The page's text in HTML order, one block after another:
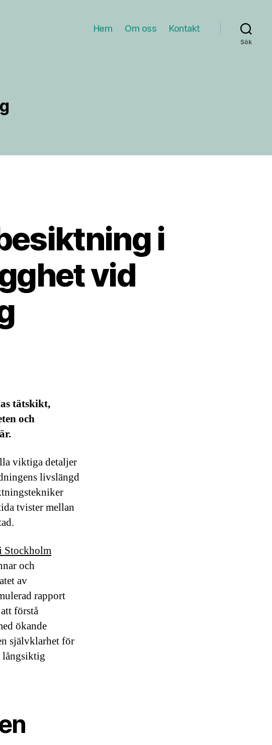
Hem Om oss Kontakt
Sök
i
vid
tätskikt,
och
viktiga detaljer
livslängd
tvister mellan
Stockholm
och
av
rapport
förstå
ökande
självklarhet för
långsiktig